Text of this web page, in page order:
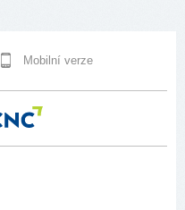
Mobilní verze